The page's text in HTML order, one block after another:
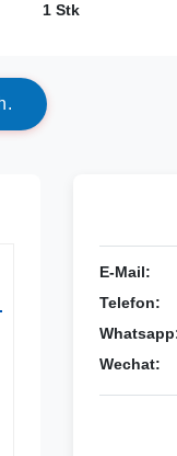
1 Stk
h.
E-Mail:
Telefon:
Wechat: